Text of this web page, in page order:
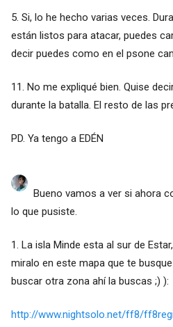
5. Si, lo he hecho varias veces.
están listos para atacar, puedes
decir puedes como en el psone
11. No me expliqué bien. Quise
durante la batalla. El resto de las
PD. Ya tengo a EDÉN
Bueno vamos a ver si ahora
lo que pusiste.
1. La isla Minde esta al sur de
miralo en este mapa que te
buscar otra zona ahí la buscas ;) ):
http://www.nightsolo.net/ff8/